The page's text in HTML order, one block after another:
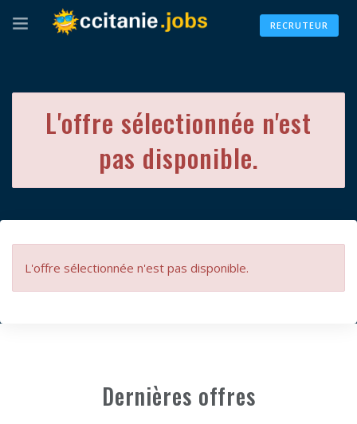
RECRUTEUR
L'offre sélectionnée n'est
pas disponible.
L'offre sélectionnée n'est pas disponible.
Dernières offres